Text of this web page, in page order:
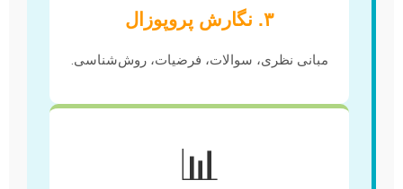
۳. نگارش پروپوزال
مبانی نظری، سوالات، فرضیات، روش‌شناسی.
📊